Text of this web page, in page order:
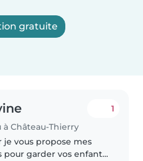
gratuite
à Château-Thierry
1
je vous propose mes
pour garder vos enfants